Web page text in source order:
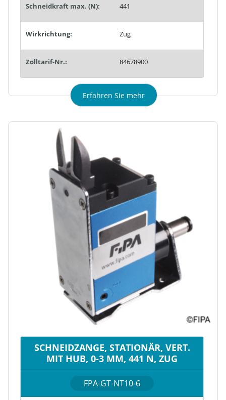
Schneidkraft max. (N): 441
Wirkrichtung: Zug
Zolltarif-Nr.: 84678900
Erfahren Sie mehr
SCHNEIDZANGE, STATIONÄR, VERT.
MIT HUB, 0-3 MM, 441 N, ZUG
FPA-GT-NT10-6